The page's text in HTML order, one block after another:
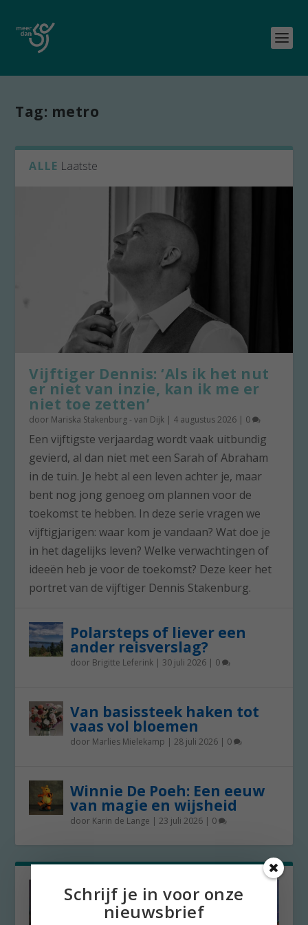
Tag: metro
ALLE Laatste
Vijftiger Dennis: ‘Als ik het nut
er niet van inzie, kan ik me er
niet toe zetten’
door Mariska Stakenburg - van Dijk | 4 augustus 2026 | 0
Een vijftigste verjaardag wordt vaak uitbundig
gevierd, al dan niet met een Sarah of Abraham
in de tuin. Je hebt al een leven achter je, maar
bent nog jong genoeg om plannen voor de
toekomst te hebben. In deze serie vragen we
vijftigjarigen: waar kom je vandaan? Wat doe je
in het dagelijks leven? Welke verwachtingen of
ideeën heb je voor de toekomst? Deze keer het
portret van de vijftiger Dennis Stakenburg.
Polarsteps of liever een
ander reisverslag?
door Brigitte Leferink | 30 juli 2026 | 0
Van basissteek haken tot
vaas vol bloemen
door Marlies Mielekamp |28 juli 2026 | 0
Winnie De Poeh: Een eeuw
van magie en wijsheid
door Karin de Lange |23 juli 2026 | 0
Schrijf je in voor onze
nieuwsbrief